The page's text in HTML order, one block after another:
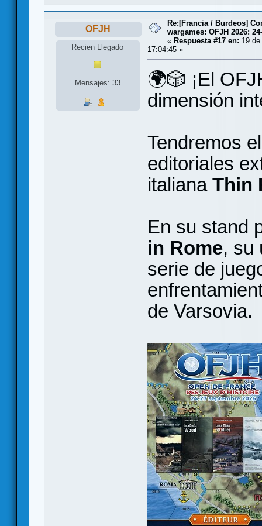
OFJH
Recien Llegado
Mensajes: 33
Re:[Francia / Burdeos]
wargames: OFJH 2026:
« Respuesta #17 en: 19
17:04:45 »
🌍🎲 ¡El
dimensión
Tendremos
editoriales
italiana Thin
En su stand
in Rome, su
serie de
de Varsovia.